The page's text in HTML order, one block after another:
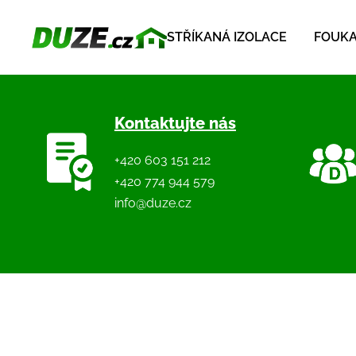
STŘÍKANÁ IZOLACE
Kontaktujte nás
+420 603 151 212
+420 774 944 579
info@duze.cz